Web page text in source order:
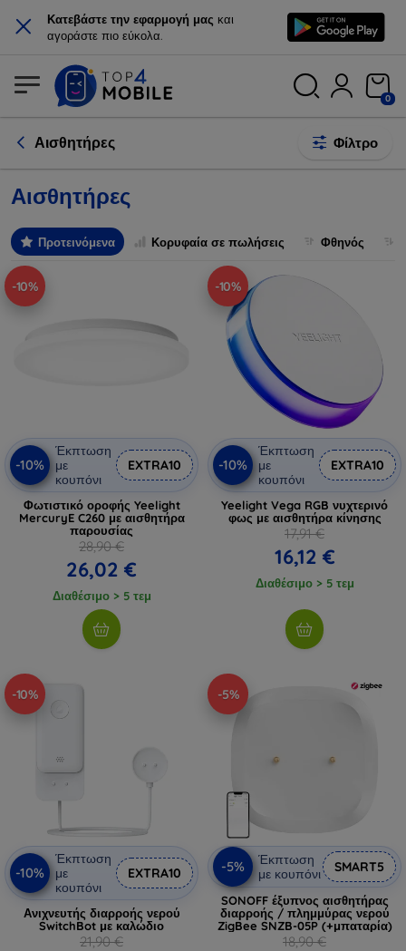
× Κατεβάστε την εφαρμογή μας και
αγοράστε πιο εύκολα.
0
Αισθητήρες Φίλτρο
Αισθητήρες
Προτεινόμενα Κορυφαία σε πωλήσεις Φθηνός
-10%
-10%
Έκπτωση
με
κουπόνι
EXTRA10
Φωτιστικό οροφής Yeelight
MercuryE C260 με αισθητήρα
παρουσίας
28,90 €
26,02 €
Διαθέσιμο > 5 τεμ
-10%
-10%
Έκπτωση
με
κουπόνι
EXTRA10
Yeelight Vega RGB νυχτερινό
φως με αισθητήρα κίνησης
17,91 €
16,12 €
Διαθέσιμο > 5 τεμ
-10%
-10%
Έκπτωση
με
κουπόνι
EXTRA10
Ανιχνευτής διαρροής νερού
SwitchBot με καλώδιο
21,90 €
-5%
-5%
Έκπτωση
με κουπόνι
SMART5
SONOFF έξυπνος αισθητήρας
διαρροής / πλημμύρας νερού
ZigBee SNZB-05P (+μπαταρία)
18,90 €